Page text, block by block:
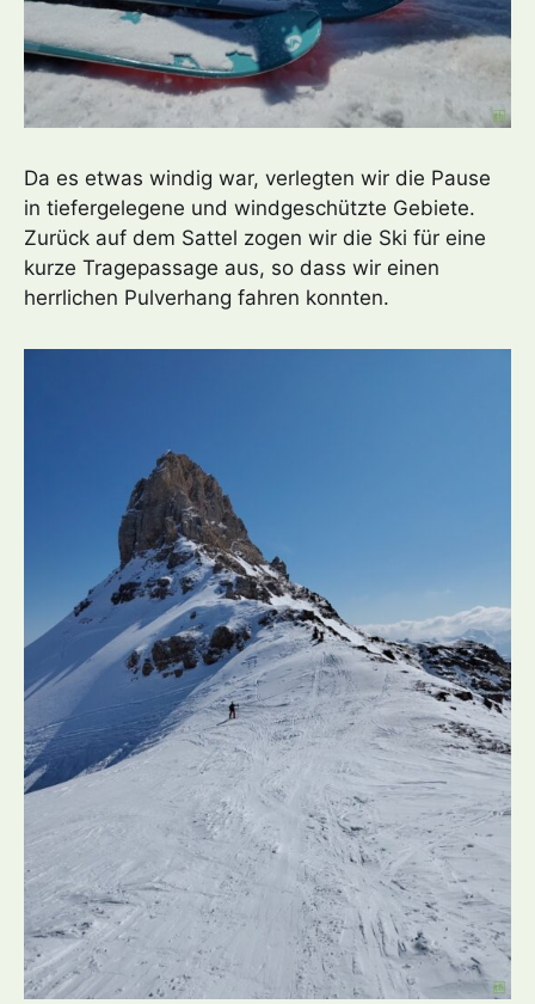
Da es etwas windig war, verlegten wir die Pause
in tiefergelegene und windgeschützte Gebiete.
Zurück auf dem Sattel zogen wir die Ski für eine
kurze Tragepassage aus, so dass wir einen
herrlichen Pulverhang fahren konnten.